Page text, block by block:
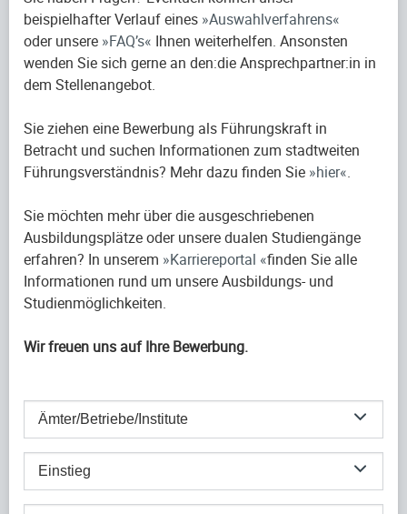
beispielhafter Verlauf eines Auswahlverfahrens
oder unsere FAQ’s Ihnen weiterhelfen. Ansonsten
wenden Sie sich gerne an den:die Ansprechpartner:in in
dem Stellenangebot.
Sie ziehen eine Bewerbung als Führungskraft in
Betracht und suchen Informationen zum stadtweiten
Führungsverständnis? Mehr dazu finden Sie hier .
Sie möchten mehr über die ausgeschriebenen
Ausbildungsplätze oder unsere dualen Studiengänge
erfahren? In unserem
Karriereportal finden Sie alle
Informationen rund um unsere Ausbildungs- und
Studienmöglichkeiten.
Wir freuen uns auf Ihre Bewerbung.
Ämter/Betriebe/Institute
Einstieg